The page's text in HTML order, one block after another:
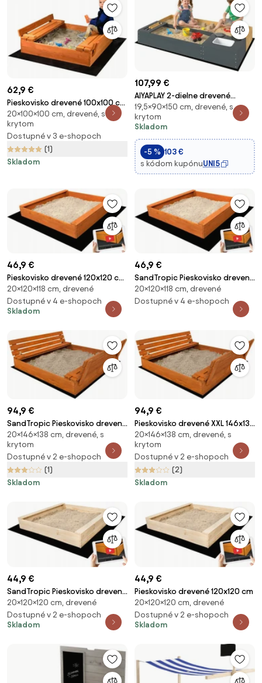
62,9 €
Pieskovisko drevené 100x100 cm
uzatvárateľné - impregnované
20×100×100 cm, drevené, s
krytom
Dostupné v 3 e-shopoch
(1)
Skladom
107,99 €
AIYAPLAY 2-dielne drevené
pieskovisko 150 × 90 cm s
lavicou, úložným priestorom,
hracou varnou doskou a
odnímateľným drezom, korálky
abakusu – 3–8 rok
19,5×90×150 cm, drevené, s
krytom
Skladom
-5 % 103 €
s kódom kupónuUNI5
46,9 €
Pieskovisko drevené 120x120 cm
- impregnované
20×120×118 cm, drevené
Dostupné v 4 e-shopoch
Skladom
46,9 €
SandTropic Pieskovisko drevené
120x120 - impregnované
20×120×118 cm, drevené
Dostupné v 4 e-shopoch
94,9 €
SandTropic Pieskovisko drevené
XXL 146x138 cm uzatvárateľné -
impregnované
20×146×138 cm, drevené, s
krytom
Dostupné v 2 e-shopoch
(1)
Skladom
94,9 €
Pieskovisko drevené XXL 146x138
cm uzatvárateľné -
impregnované
20×146×138 cm, drevené, s
krytom
Dostupné v 2 e-shopoch
(2)
Skladom
44,9 €
SandTropic Pieskovisko drevené
120x120
20×120×120 cm, drevené
Dostupné v 2 e-shopoch
Skladom
44,9 €
Pieskovisko drevené 120x120 cm
20×120×120 cm, drevené
Dostupné v 2 e-shopoch
Skladom